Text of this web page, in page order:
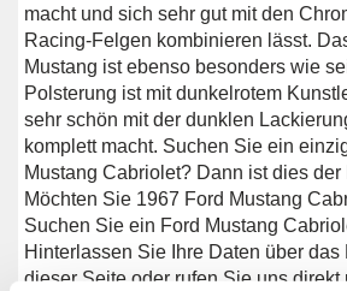
macht und sich sehr gut mit den
Racing-Felgen kombinieren lässt.
Mustang ist ebenso besonders wie
Polsterung ist mit dunkelrotem
sehr schön mit der dunklen
komplett macht. Suchen Sie ein
Mustang Cabriolet? Dann ist dies
Möchten Sie 1967 Ford Mustang
Suchen Sie ein Ford Mustang
Hinterlassen Sie Ihre Daten über das
dieser Seite oder rufen Sie uns direkt